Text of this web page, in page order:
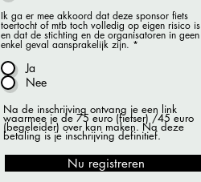
Ik ga er mee akkoord dat deze sponsor fiets
toertocht of mtb toch volledig op eigen risico is
en dat de stichting en de organisatoren in geen
enkel geval aansprakelijk zijn. *
Ja
Nee
Na de inschrijving ontvang je een link
waarmee je de 75 euro (fietser) /45 euro
(begeleider) over kan maken. Na deze
betaling is je inschrijving definitief.
Nu registreren